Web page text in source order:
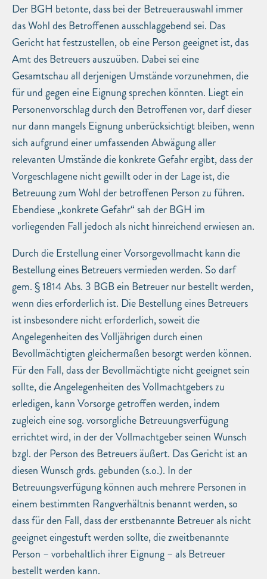
Der BGH betonte, dass bei der Betreuerauswahl immer
das Wohl des Betroffenen ausschlaggebend sei. Das
Gericht hat festzustellen, ob eine Person geeignet ist, das
Amt des Betreuers auszuüben. Dabei sei eine
Gesamtschau all derjenigen Umstände vorzunehmen, die
für und gegen eine Eignung sprechen könnten. Liegt ein
Personenvorschlag durch den Betroffenen vor, darf dieser
nur dann mangels Eignung unberücksichtigt bleiben, wenn
sich aufgrund einer umfassenden Abwägung aller
relevanten Umstände die konkrete Gefahr ergibt, dass der
Vorgeschlagene nicht gewillt oder in der Lage ist, die
Betreuung zum Wohl der betroffenen Person zu führen.
Ebendiese „konkrete Gefahr“ sah der BGH im
vorliegenden Fall jedoch als nicht hinreichend erwiesen an.
Durch die Erstellung einer Vorsorgevollmacht kann die
Bestellung eines Betreuers vermieden werden. So darf
gem. § 1814 Abs. 3 BGB ein Betreuer nur bestellt werden,
wenn dies erforderlich ist. Die Bestellung eines Betreuers
ist insbesondere nicht erforderlich, soweit die
Angelegenheiten des Volljährigen durch einen
Bevollmächtigten gleichermaßen besorgt werden können.
Für den Fall, dass der Bevollmächtigte nicht geeignet sein
sollte, die Angelegenheiten des Vollmachtgebers zu
erledigen, kann Vorsorge getroffen werden, indem
zugleich eine sog. vorsorgliche Betreuungsverfügung
errichtet wird, in der der Vollmachtgeber seinen Wunsch
bzgl. der Person des Betreuers äußert. Das Gericht ist an
diesen Wunsch grds. gebunden (s.o.). In der
Betreuungsverfügung können auch mehrere Personen in
einem bestimmten Rangverhältnis benannt werden, so
dass für den Fall, dass der erstbenannte Betreuer als nicht
geeignet eingestuft werden sollte, die zweitbenannte
Person – vorbehaltlich ihrer Eignung – als Betreuer
bestellt werden kann.